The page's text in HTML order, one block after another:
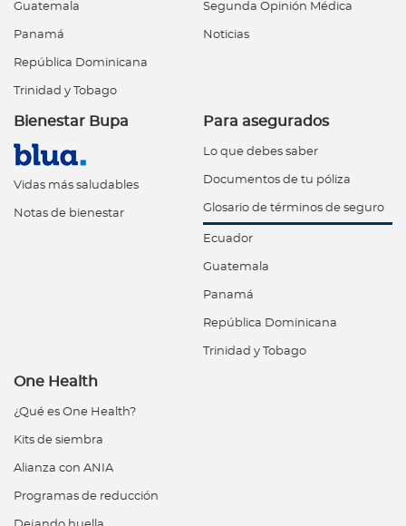
Guatemala
Panamá
República Dominicana
Trinidad y Tobago
Segunda Opinión Médica
Noticias
Bienestar Bupa
Vidas más saludables
Notas de bienestar
Para asegurados
Lo que debes saber
Documentos de tu póliza
Glosario de términos de seguro
Ecuador
Guatemala
Panamá
República Dominicana
Trinidad y Tobago
One Health
¿Qué es One Health?
Kits de siembra
Alianza con ANIA
Programas de reducción